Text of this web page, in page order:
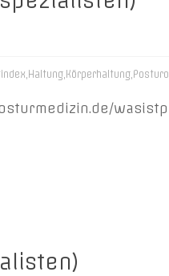
, Haltung, Körperhaltung,